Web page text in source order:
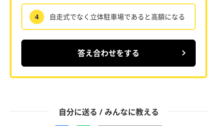
4 自走式でなく立体駐車場であると高額になる
答え合わせをする
自分に送る / みんなに教える